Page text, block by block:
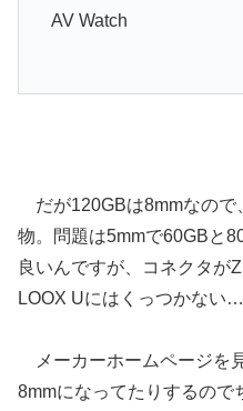
AV Watch
だが120GBは8mmなので
物。問題は5mmで60GBと
良いんですが、コネクタが
LOOX Uにはくっつかない…
メーカーホームページを
8mmになってたりするので